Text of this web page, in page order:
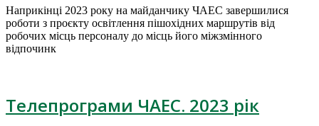
Наприкінці 2023 року на майданчику ЧАЕС завершилися
роботи з проєкту освітлення пішохідних маршрутів від
робочих місць персоналу до місць його міжзмінного
відпочинк
Телепрограми ЧАЕС. 2023 рік